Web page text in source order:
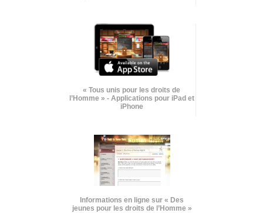
« Tous unis pour les droits de
l’Homme » - Applications pour iPad et
iPhone
Informations en ligne sur « Des
jeunes pour les droits de l’Homme »